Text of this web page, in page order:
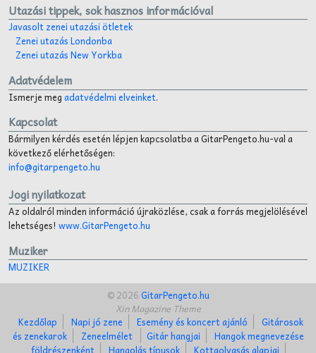
Utazási tippek, sok hasznos információval
Javasolt zenei utazási ötletek
Zenei utazás Londonba
Zenei utazás New Yorkba
Adatvédelem
Ismerje megadatvédelmi elveinket.
Kapcsolat
Bármilyen kérdés esetén lépjen kapcsolatba a GitarPengeto.hu-val a
következő elérhetőségen:
info@gitarpengeto.hu
Jogi nyilatkozat
Az oldalról minden információ újraközlése, csak a forrás megjelölésével
lehetséges! www.GitarPengeto.hu
Muziker
MUZIKER
© 2026GitarPengeto.hu
Xin Magazine Theme
Kezdőlap
Napi jó zene Esemény és koncert ajánló
Gitárosok
és zenekarok
Zeneelmélet Gitár hangjai
Hangok megnevezése
földrészenként
Hangolás típusok
Kottaolvasás alapjai